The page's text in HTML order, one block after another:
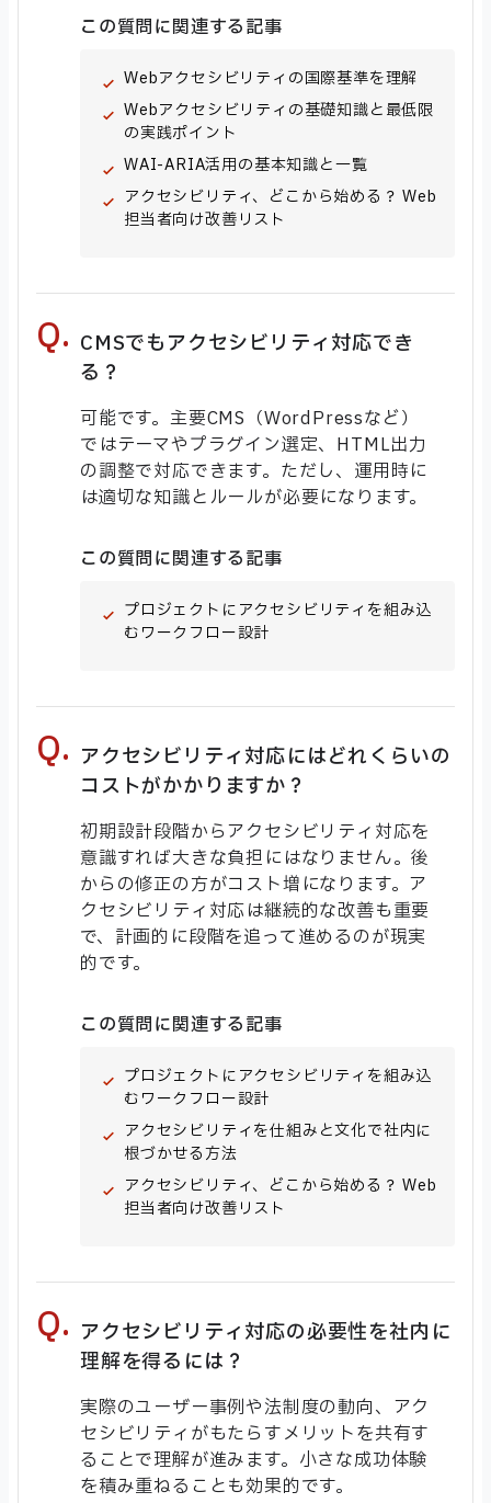
この質問に関連する記事
Webアクセシビリティの国際基準を理解
Webアクセシビリティの基礎知識と最低限
の実践ポイント
WAI-ARIA活用の基本知識と一覧
アクセシビリティ、どこから始める？ Web
担当者向け改善リスト
CMSでもアクセシビリティ対応でき
る？
可能です。主要CMS（WordPressなど）
ではテーマやプラグイン選定、HTML出力
の調整で対応できます。ただし、運用時に
は適切な知識とルールが必要になります。
この質問に関連する記事
プロジェクトにアクセシビリティを組み込
むワークフロー設計
アクセシビリティ対応にはどれくらいの
コストがかかりますか？
初期設計段階からアクセシビリティ対応を
意識すれば大きな負担にはなりません。後
からの修正の方がコスト増になります。ア
クセシビリティ対応は継続的な改善も重要
で、計画的に段階を追って進めるのが現実
的です。
この質問に関連する記事
プロジェクトにアクセシビリティを組み込
むワークフロー設計
アクセシビリティを仕組みと文化で社内に
根づかせる方法
アクセシビリティ、どこから始める？ Web
担当者向け改善リスト
アクセシビリティ対応の必要性を社内に
理解を得るには？
実際のユーザー事例や法制度の動向、アク
セシビリティがもたらすメリットを共有す
ることで理解が進みます。小さな成功体験
を積み重ねることも効果的です。